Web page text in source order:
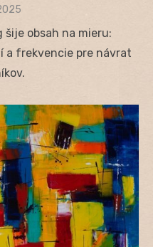
obsah na mieru:
a frekvencie pre návrat